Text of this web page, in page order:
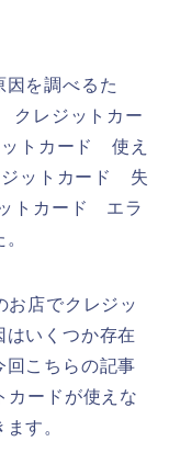
因を調べるた
クレジットカー
ットカード 使え
ジットカード 失
トカード エラ
お店でクレジッ
はいくつか存在
回こちらの記事
カードが使えな
す。